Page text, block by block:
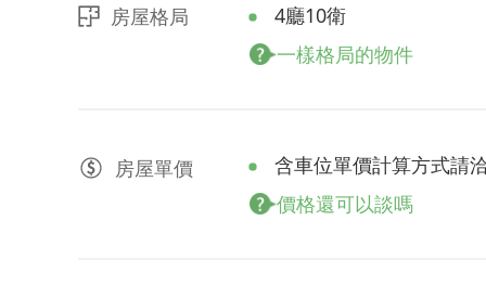
房屋格局
4廳10衛
一樣格局的物件
房屋單價
含車位單價計算方式請
價格還可以談嗎